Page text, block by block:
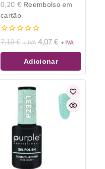
0,20 €Reembolso em
cartão
0
de
5
7,10€ 4,07 €
Adicionar